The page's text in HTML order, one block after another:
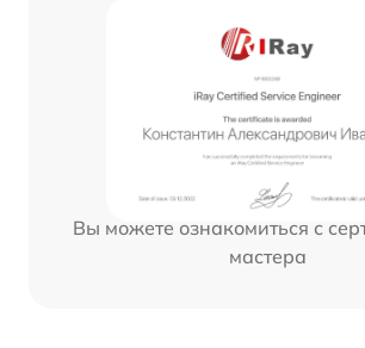
Вы можете ознакомиться с
мастера